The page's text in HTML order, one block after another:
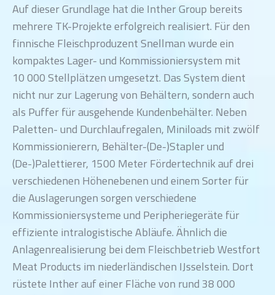
Auf dieser Grundlage hat die Inther Group bereits
mehrere TK-Projekte erfolgreich realisiert. Für den
finnische Fleischproduzent Snellman wurde ein
kompaktes Lager- und Kommissioniersystem mit
10 000 Stellplätzen umgesetzt. Das System dient
nicht nur zur Lagerung von Behältern, sondern auch
als Puffer für ausgehende Kundenbehälter. Neben
Paletten- und Durchlaufregalen, Miniloads mit zwölf
Kommissionierern, Behälter-(De-)Stapler und
(De-)Palettierer, 1500 Meter Fördertechnik auf drei
verschiedenen Höhenebenen und einem Sorter für
die Auslagerungen sorgen verschiedene
Kommissioniersysteme und Peripheriegeräte für
effiziente intralogistische Abläufe. Ähnlich die
Anlagenrealisierung bei dem Fleischbetrieb Westfort
Meat Products im niederländischen IJsselstein. Dort
rüstete Inther auf einer Fläche von rund 38 000